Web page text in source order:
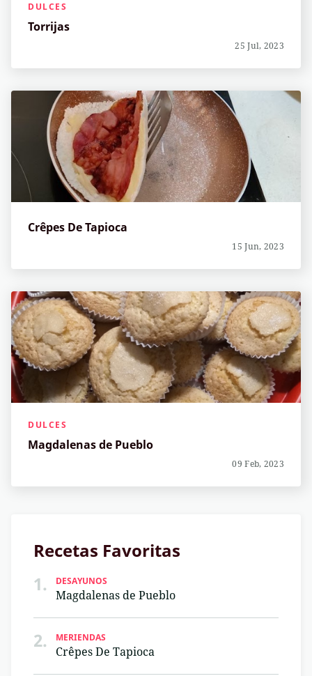
DULCES
Torrijas
25 Jul, 2023
Crêpes De Tapioca
15 Jun, 2023
DULCES
Magdalenas de Pueblo
09 Feb, 2023
Recetas Favoritas
1.
DESAYUNOS
Magdalenas de Pueblo
2. MERIENDAS
Crêpes De Tapioca